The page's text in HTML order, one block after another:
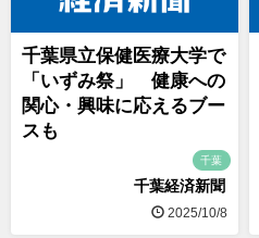
千葉県立保健医療大学で
「いずみ祭」 健康への
関心・興味に応えるブー
スも
千葉
千葉経済新聞
2025/10/8